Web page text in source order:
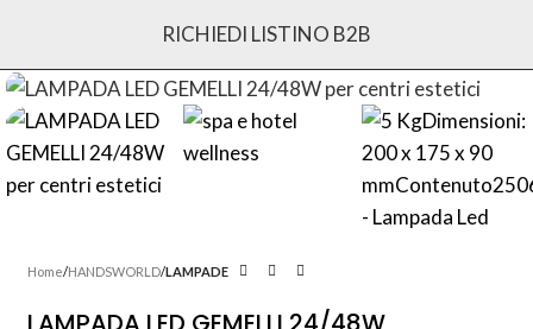
RICHIEDI LISTINO B2B
Home HANDSWORLD LAMPADE